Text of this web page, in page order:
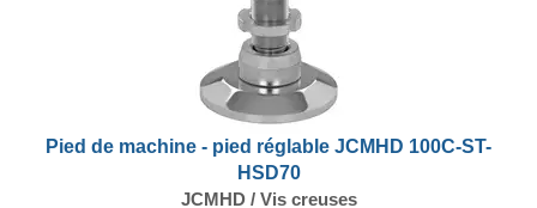
Pied de machine - pied réglable JCMHD 100C-ST-
HSD70
JCMHD / Vis creuses